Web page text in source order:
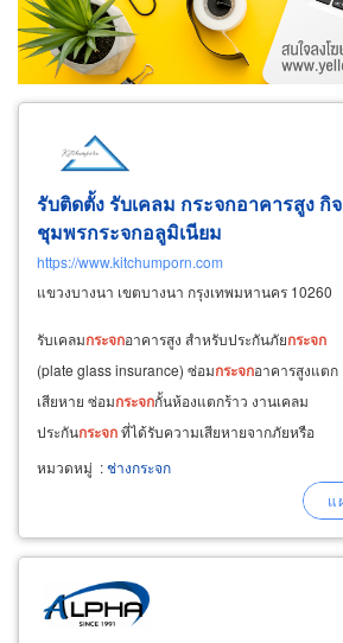
ขายส่ง ขายปลีก ผู้ผลิต
ผู้ส่งออก/นำเข้า
ธุรกิจบริการ
รับติดตั้ง รับเคลม กระจกอาคารสูง กิจ
ชุมพรกระจกอลูมิเนียม
https://www.kitchumporn.com
แขวงบางนา เขตบางนา กรุงเทพมหานคร 10260
รับเคลมกระจกอาคารสูง สำหรับประกันภัยกระจก
(plate glass insurance) ซ่อมกระจกอาคารสูงแตก
เสียหาย ซ่อมกระจกกั้นห้องแตกร้าว งานเคลม
ประกันกระจกที่ได้รับความเสียหายจากภัยหรือ
อุบัติเหตุทุกชนิด รับเหมาเปลี่ยน
ร้าวอาคาร
ออฟฟิศ
โรงงาน
หมวดหมู่ :ช่างกระจก